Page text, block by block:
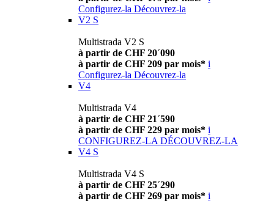
Configurez-la Découvrez-la
V2 S
Multistrada V2 S
à partir de CHF 20´090
à partir de CHF 209 par mois* i
Configurez-la Découvrez-la
V4
Multistrada V4
à partir de CHF 21´590
à partir de CHF 229 par mois* i
CONFIGUREZ-LA DÉCOUVREZ-LA
V4 S
Multistrada V4 S
à partir de CHF 25´290
à partir de CHF 269 par mois* i